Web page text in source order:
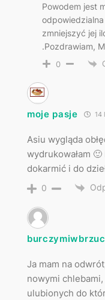
Powodem jest
zmniejszyć jej
.Pozdrawiam,
0
moje pasje 14
Asiu wygląda
wydrukowałam
dokarmić i do
0
Ja mam na
nowymi
ulubionych do